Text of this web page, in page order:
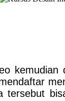
kemudian